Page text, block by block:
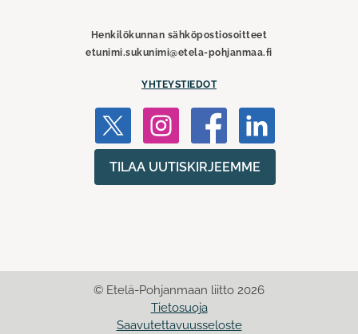
Henkilökunnan sähköpostiosoitteet
etunimi.sukunimi@etela-pohjanmaa.fi
YHTEYSTIEDOT
TILAA UUTISKIRJEEMME
© Etelä-Pohjanmaan liitto 2026
Tietosuoja
Saavutettavuusseloste